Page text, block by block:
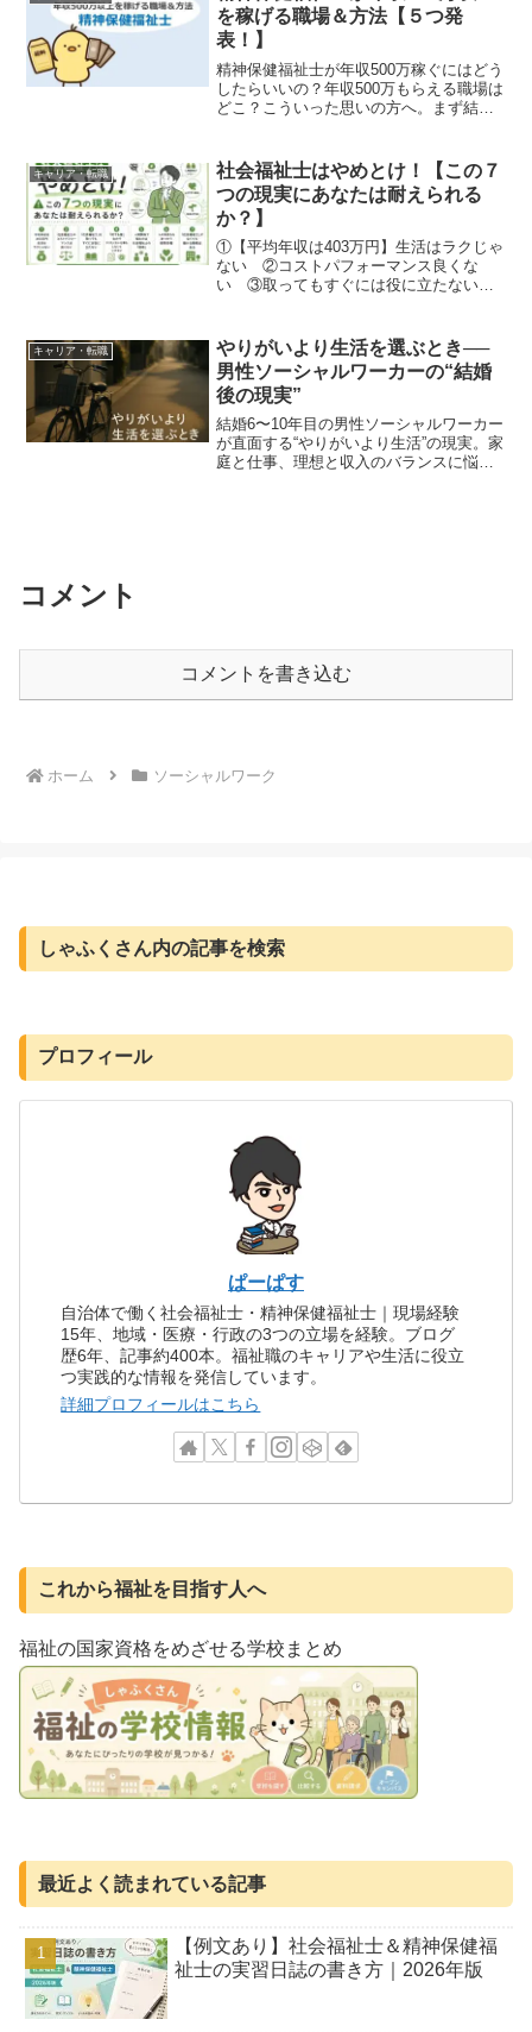
は「オルカン」と呼ば...
を稼げる職場＆方法【５つ発
表！】
精神保健福祉士が年収500万稼ぐにはどう
したらいいの？年収500万もらえる職場は
どこ？こういった思いの方へ。まず結
祉士（正職員）の27％が年収500万以上な
のです。で...
キャリア・転職
社会福祉士はやめとけ！【この７
つの現実にあなたは耐えられる
か？】
①【平均年収は403万円】生活はラクじゃ
ない ②コストパフォーマンス良くな
い ③取ってもすぐには役に立たない
命』 ⑥人の気持ちをあつかう感情労
働 ⑦なくても働ける職場あり
キャリア・転職
やりがいより生活を選ぶとき──
男性ソーシャルワーカーの“結婚
後の現実”
結婚6〜10年目の男性ソーシャルワーカー
が直面する“やりがいより生活”の現実。家
庭と仕事、理想と収入のバランスに悩む
コメント
コメントを書き込む
ホーム ソーシャルワーク
しゃふくさん内の記事を検索
プロフィール
ぱーぱす
自治体で働く社会福祉士・精神保健福祉士｜現場経験
15年、地域・医療・行政の3つの立場を経験。ブログ
歴6年、記事約400本。福祉職のキャリアや生活に役立
つ実践的な情報を発信しています。
詳細プロフィールはこちら
これから福祉を目指す人へ
福祉の国家資格をめざせる学校まとめ
最近よく読まれている記事
【例文あり】社会福祉士＆精神保健福
祉士の実習日誌の書き方｜2026年版